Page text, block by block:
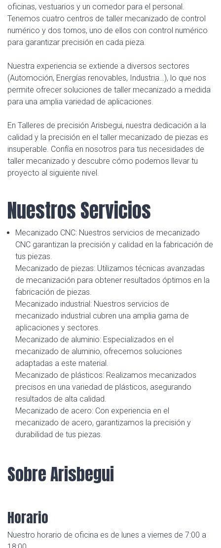
oficinas, vestuarios y un comedor para el personal.
Tenemos cuatro centros de taller mecanizado de control
numérico y dos tornos, uno de ellos con control numérico
para garantizar precisión en cada pieza.
Nuestra experiencia se extiende a diversos sectores
(Automoción, Energías renovables, Industria…), lo que nos
permite ofrecer soluciones de taller mecanizado a medida
para una amplia variedad de aplicaciones.
En Talleres de precisión Arisbegui, nuestra dedicación a la
calidad y la precisión en el taller mecanizado de piezas es
insuperable. Confía en nosotros para tus necesidades de
taller mecanizado y descubre cómo podemos llevar tu
proyecto al siguiente nivel.
Nuestros Servicios
Mecanizado CNC: Nuestros servicios de mecanizado
CNC garantizan la precisión y calidad en la fabricación de
tus piezas.
Mecanizado de piezas: Utilizamos técnicas avanzadas
de mecanización para obtener resultados óptimos en la
fabricación de piezas.
Mecanizado industrial: Nuestros servicios de
mecanizado industrial cubren una amplia gama de
aplicaciones y sectores.
Mecanizado de aluminio: Especializados en el
mecanizado de aluminio, ofrecemos soluciones
adaptadas a este material.
Mecanizado de plásticos: Realizamos mecanizados
precisos en una variedad de plásticos, asegurando
resultados de alta calidad.
Mecanizado de acero: Con experiencia en el
mecanizado de acero, garantizamos la precisión y
durabilidad de tus piezas.
Sobre Arisbegui
Horario
Nuestro horario de oficina es de lunes a viernes de 7:00 a